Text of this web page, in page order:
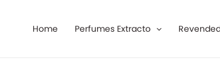
Home Perfumes Extracto